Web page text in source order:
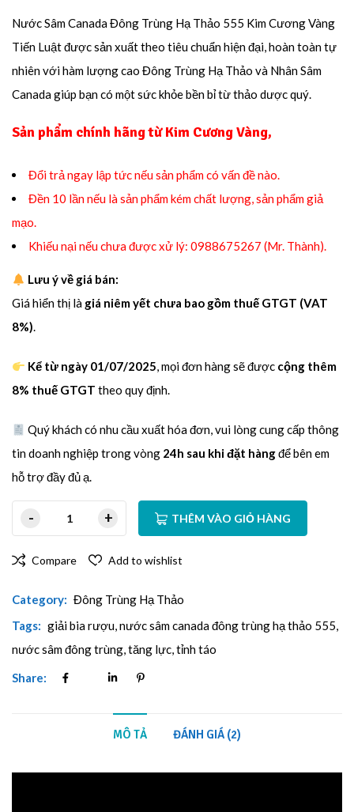
Nước Sâm Canada Đông Trùng Hạ Thảo 555 Kim Cương Vàng
Tiến Luật được sản xuất theo tiêu chuẩn hiện đại, hoàn toàn tự
nhiên với hàm lượng cao Đông Trùng Hạ Thảo và Nhân Sâm
Canada giúp bạn có một sức khỏe bền bỉ từ thảo dược quý.
Sản phẩm chính hãng từ Kim Cương Vàng,
Đổi trả ngay lập tức nếu sản phẩm có vấn đề nào.
Đền 10 lần nếu là sản phẩm kém chất lượng, sản phẩm giả
mạo.
Khiếu nại nếu chưa được xử lý: 0988675267 (Mr. Thành).
Lưu ý về giá bán:
Giá hiển thị là giá niêm yết chưa bao gồm thuế GTGT (VAT
8%).
Kể từ ngày 01/07/2025, mọi đơn hàng sẽ được cộng thêm
8% thuế GTGT theo quy định.
Quý khách có nhu cầu xuất hóa đơn, vui lòng cung cấp thông
tin doanh nghiệp trong vòng 24h sau khi đặt hàngđể bên em
hỗ trợ đầy đủ ạ.
THÊM VÀO GIỎ HÀNG
Compare Add to wishlist
Category: Đông Trùng Hạ Thảo
Tags: giải bia rượu,nước sâm canada đông trùng hạ thảo 555,
nước sâm đông trùng,tăng lực,tỉnh táo
Share:
MÔ TẢ ĐÁNH GIÁ (2)